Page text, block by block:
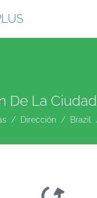
De La Ciudad
Dirección Brazil